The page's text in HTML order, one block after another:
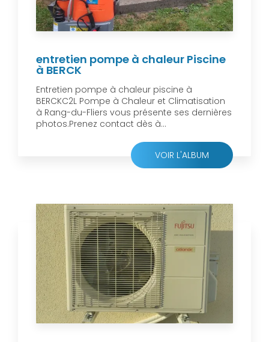
entretien pompe à chaleur Piscine
à BERCK
Entretien pompe à chaleur piscine à
BERCKC2L Pompe à Chaleur et Climatisation
à Rang-du-Fliers vous présente ses dernières
photos.Prenez contact dès à...
VOIR L'ALBUM